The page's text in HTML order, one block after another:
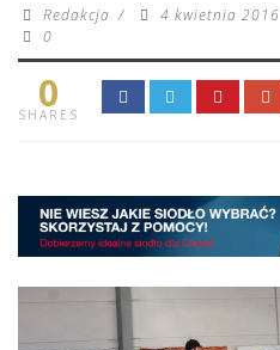
Redakcja /
4 kwietnia 2016
0
0
SHARES